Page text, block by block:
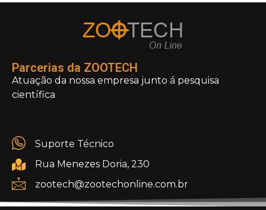
Parcerias da ZOOTECH
Atuação da nossa empresa junto á pesquisa
científica
Suporte Técnico
Rua Menezes Doria, 230
zootech@zootechonline.com.br